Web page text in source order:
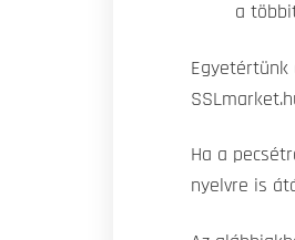
a
Egyetértünk
Ha a
nyelvre is